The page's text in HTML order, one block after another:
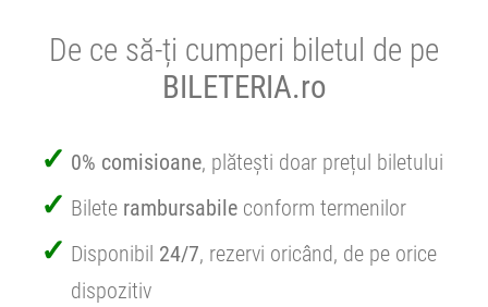
De ce să-ți cumperi biletul de pe
BILETERIA.ro
0% comisioane, plătești doar prețul biletului
Bilete rambursabile conform termenilor
Disponibil 24/7, rezervi oricând, de pe orice
dispozitiv